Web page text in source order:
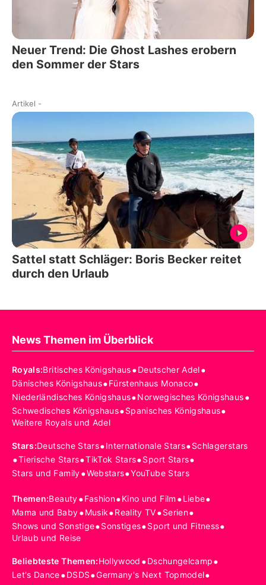
Neuer Trend: Die Ghost Lashes erobern
den Sommer der Stars
Artikel -
Sattel statt Schläger: Boris Becker reitet
durch den Urlaub
News Themen im Überblick
Royals:Britisches Königshaus•Deutscher Adel•
Dänisches Königshaus•Fürstenhaus Monaco•
Niederländisches Königshaus•Norwegisches Königshaus•
Schwedisches Königshaus•Spanisches Königshaus•
Weitere Royals und Adel
Stars:Deutsche Stars•Internationale Stars•Schlagerstars
•Tierische Stars•TikTok Stars•Sport Stars•
Stars und Family•Webstars•YouTube Stars
Themen:Beauty•Fashion•Kino und Film •Liebe•
Mama und Baby•Musik•Reality TV•Serien•
Shows und Sonstige•Sonstiges•Sport und Fitness•
Urlaub und Reise
Beliebteste Themen:Hollywood •Dschungelcamp•
Let's Dance•DSDS•Germany's Next Topmodel•